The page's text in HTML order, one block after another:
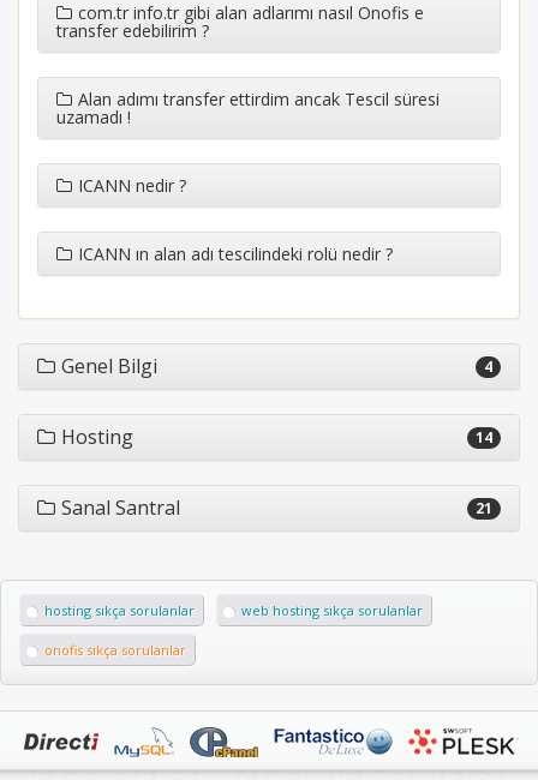
com.tr info.tr gibi alan adlarımı nasıl Onofis e
transfer edebilirim ?
Alan adımı transfer ettirdim ancak Tescil süresi
uzamadı !
ICANN nedir ?
ICANN ın alan adı tescilindeki rolü nedir ?
Genel Bilgi 4
Hosting 14
Sanal Santral 21
hosting sıkça sorulanlar web hosting sıkça sorulanlar
onofis sıkça sorulanlar